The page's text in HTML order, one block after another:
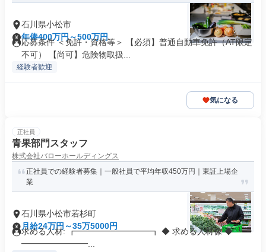
石川県小松市
年俸400万円～500万円
応募条件 ＜免許・資格等＞ 【必須】普通自動車免許（AT限定
不可） 【尚可】危険物取扱...
経験者歓迎
気になる
正社員
青果部門スタッフ
株式会社バローホールディングス
正社員での経験者募集｜一般社員で平均年収450万円｜東証上場企
業
石川県小松市若杉町
月給24万円～35万5000円
求める人材: ┏━━━━━━━━━┓ ◆ 求める人材像 ◆ ┗━
━━━━━━━━...